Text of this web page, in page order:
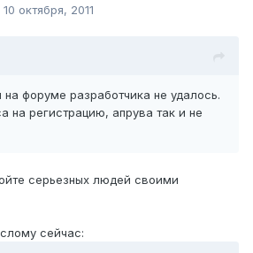
10 октября, 2011
на форуме разработчика не удалось.
на регистрацию, апрува так и не
серьезных людей своими
сейчас: